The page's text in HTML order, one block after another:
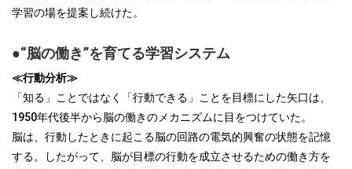
学習の場を提案し続けた。
●“脳の働き”を育てる学習システム
≪行動分析≫
「知る」ことではなく「行動できる」ことを目標にした矢口は、
1950年代後半から脳の働きのメカニズムに目をつけていた。
脳は、行動したときに起こる脳の回路の電気的興奮の状態を記憶
する。したがって、脳が目標の行動を成立させるための働き方を